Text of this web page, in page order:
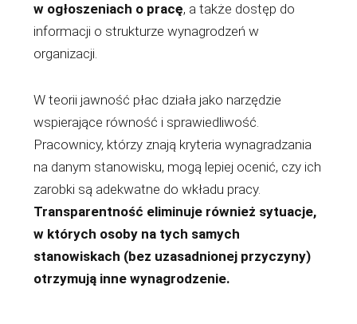
w ogłoszeniach o pracę, a także dostęp do
informacji o strukturze wynagrodzeń w
organizacji.
W teorii jawność płac działa jako narzędzie
wspierające równość i sprawiedliwość.
Pracownicy, którzy znają kryteria wynagradzania
na danym stanowisku, mogą lepiej ocenić, czy ich
zarobki są adekwatne do wkładu pracy.
Transparentność eliminuje również sytuacje,
w których osoby na tych samych
stanowiskach (bez uzasadnionej przyczyny)
otrzymują inne wynagrodzenie.